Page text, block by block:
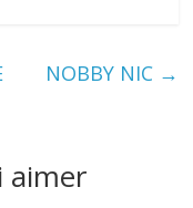
NOBBY NIC →
aimer